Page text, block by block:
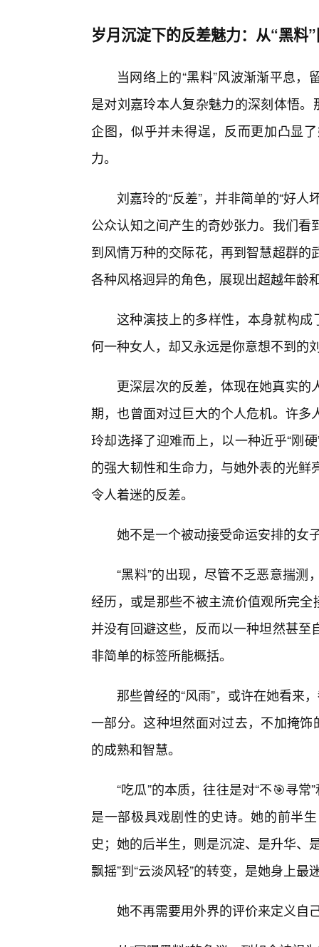
岁月沉淀下的反差魅力：从“黑料
当网络上的“黑料”风波渐渐平息
是对刘嘉玲本人复杂魅力的深刻体悟
企图，似乎并未得逞，反而更加凸显
力。
刘嘉玲的“反差”，并非简单的“好
公众认知之间产生的奇妙张力。我们
到风情万种的交际花，再到智慧超群
各种风格迥异的角色，展现出超越年龄
这种演技上的多样性，本身就构
何一种女人，却又永远是你意想不到的
更深层次的反差，体现在她真实
期，也曾面对过巨大的个人危机。许
玲却选择了迎难而上，以一种近乎“刚
的强大韧性和生命力，与她外表的光
令人着迷的反差。
她不是一个被动接受命运安排的女
“黑料”的出现，尽管不乏恶意揣
经历，或是那些不被主流价值观所完
并没有回避这些，反而以一种坦然甚
非简单的标签所能概括。
那些曾经的“风雨”，或许在她看来
一部分。这种坦然面对过去，不加掩
的成熟和智慧。
“吃瓜”的本质，往往是对“不🎯寻
是一部极具戏剧性的史诗。她的前半
史；她的后半生，则是沉淀、是升华、
飘摇”到“云淡风轻”的转变，是她身上最
她不再需要用外界的评价来定义自